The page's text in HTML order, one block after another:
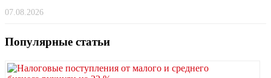
07.08.2026
Популярные статьи